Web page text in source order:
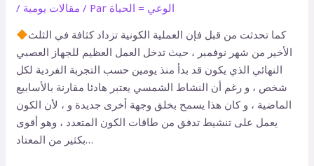
/ مقالات يومية / Par الوعي = الحياة
كما تحدثت من قبل فإن العملية الكونية تزداد كثافة في الثلث
الأخير من شهر نوفمبر ، حيث تدخل العمل العظيم للجهاز العصبي
النهائي الذي يكون قد بدأ منذ يومين حسب التجربة الفردية لكل
شخص ، و رغم أن النشاط الشمسي يعتبر هادئا مقارنة بالأسابيع
الماضية ، و كان هذا يسمح بخلق وجهة أخرى جديدة و ، لأن الكون
يعمل على تنشيط تدفق من طاقات الكون المتعدد ، وهو أقوى
بكثير من المعتاد…